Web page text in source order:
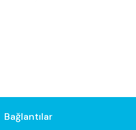
Bağlantılar